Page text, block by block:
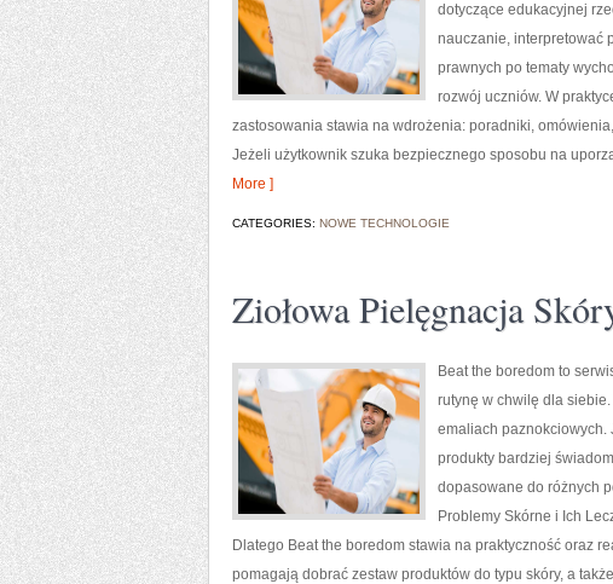
dotyczące edukacyjnej
nauczanie, interpretować
prawnych po tematy
rozwój uczniów. W
zastosowania stawia na wdrożenia: poradniki,
Jeżeli użytkownik szuka bezpiecznego sposobu na
More ]
CATEGORIES: NOWE TECHNOLOGIE
Ziołowa Pielęgnacja
Beat the boredom to
rutynę w chwilę dla
emaliach paznokciowych.
produkty bardziej
dopasowane do różnych
Problemy Skórne i Ich
Dlatego Beat the boredom stawia na praktyczność oraz
pomagają dobrać zestaw produktów do typu skóry, a